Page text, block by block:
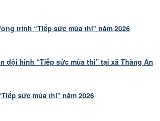
trình “Tiếp sức mùa thi” năm 2026
đội hình “Tiếp sức mùa thi” tại xã Thăng An
sức mùa thi” năm 2026